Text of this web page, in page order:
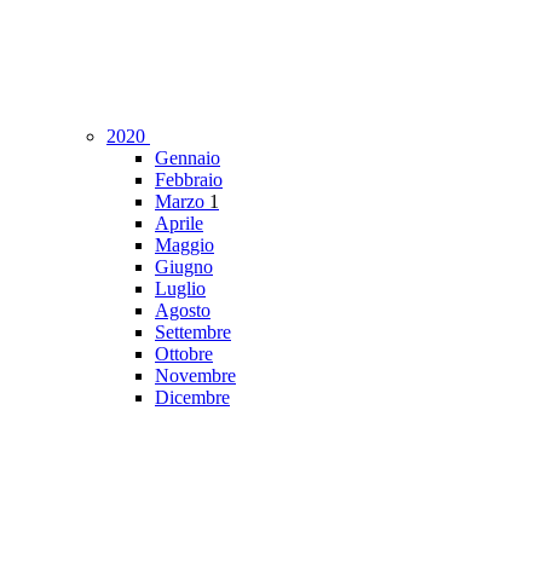
2020
Gennaio
Febbraio
Marzo 1
Aprile
Maggio
Giugno
Luglio
Agosto
Settembre
Ottobre
Novembre
Dicembre